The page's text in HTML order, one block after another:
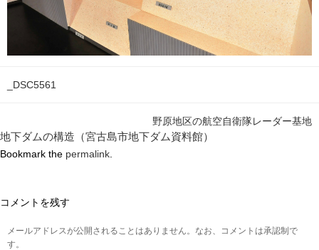
_DSC5561
野原地区の航空自衛隊レーダー基地
地下ダムの構造（宮古島市地下ダム資料館）
Bookmark the permalink
コメントを残す
メールアドレスが公開されることはありません。なお、コメントは承認制で
す。